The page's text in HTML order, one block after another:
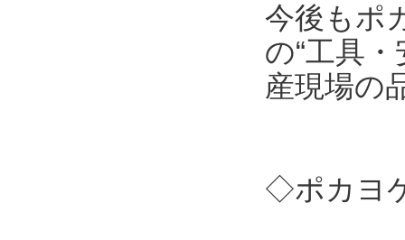
今後もポ
の“工具
産現場の
◇ポカヨ